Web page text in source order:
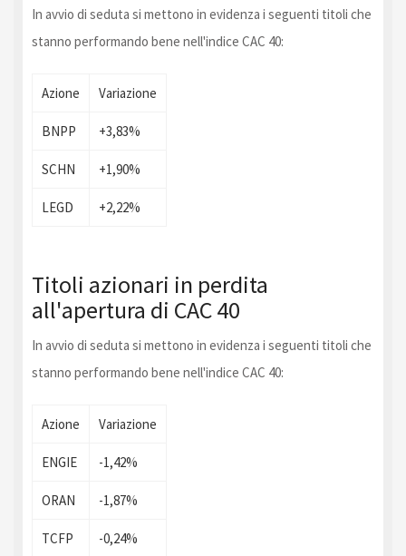
In avvio di seduta si mettono in evidenza i seguenti titoli che
stanno performando bene nell'indice CAC 40:
Azione Variazione
BNPP +3,83%
SCHN +1,90%
LEGD +2,22%
Titoli azionari in perdita
all'apertura di CAC 40
In avvio di seduta si mettono in evidenza i seguenti titoli che
stanno performando bene nell'indice CAC 40:
Azione Variazione
ENGIE -1,42%
ORAN -1,87%
TCFP -0,24%